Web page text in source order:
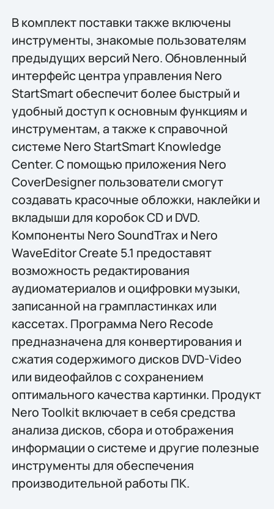
В комплект поставки также включены
инструменты, знакомые пользователям
предыдущих версий Nero. Обновленный
интерфейс центра управления Nero
StartSmart обеспечит более быстрый и
удобный доступ к основным функциям и
инструментам, а также к справочной
системе Nero StartSmart Knowledge
Center. С помощью приложения Nero
CoverDesigner пользователи смогут
создавать красочные обложки, наклейки и
вкладыши для коробок CD и DVD.
Компоненты Nero SoundTrax и Nero
WaveEditor Create 5.1 предоставят
возможность редактирования
аудиоматериалов и оцифровки музыки,
записанной на грампластинках или
кассетах. Программа Nero Recode
предназначена для конвертирования и
сжатия содержимого дисков DVD-Video
или видеофайлов с сохранением
оптимального качества картинки. Продукт
Nero Toolkit включает в себя средства
анализа дисков, сбора и отображения
информации о системе и другие полезные
инструменты для обеспечения
производительной работы ПК.